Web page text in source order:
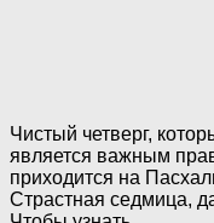
Чистый четверг,
является важным
приходится на
Страстная седмица,